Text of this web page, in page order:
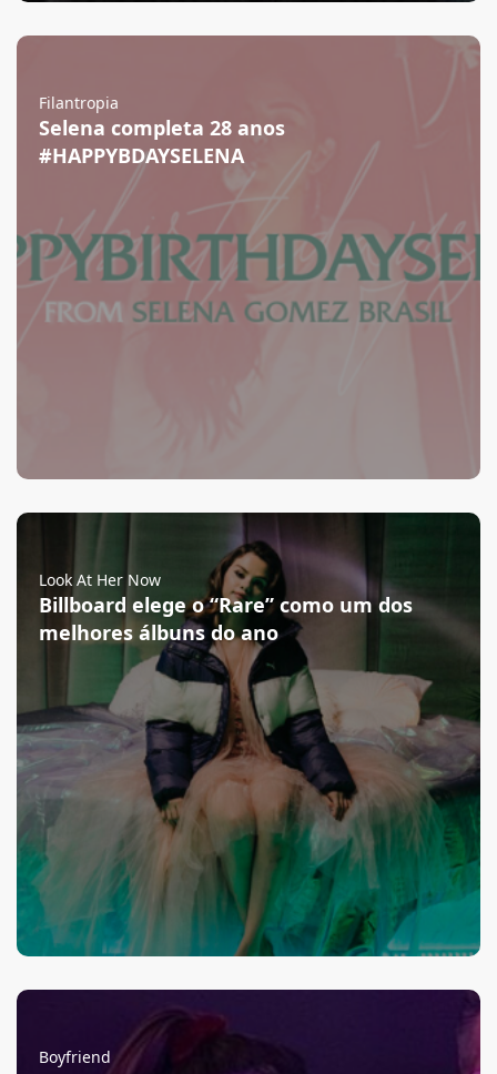
Filantropia
Selena completa 28 anos
#HAPPYBDAYSELENA
Look At Her Now
Billboard elege o “Rare” como um dos
melhores álbuns do ano
Boyfriend